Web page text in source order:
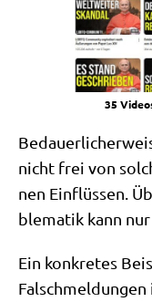
35
nicht frei von
nen Ein­flüs­sen.
ble­ma­tik kann
Ein kon­kre­tes